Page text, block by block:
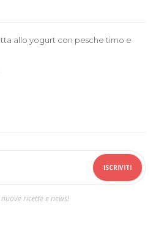
allo yogurt con pesche timo e
ricette e news!